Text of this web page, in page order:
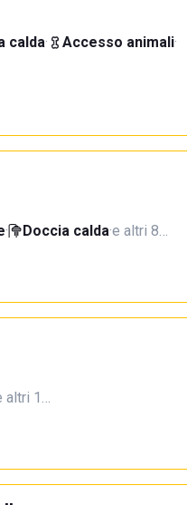
calda· Accesso animali·
· Doccia calda·e altri 8…
altri 1…